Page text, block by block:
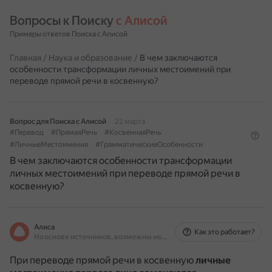
Вопросы к Поиску с Алисой
Примеры ответов Поиска с Алисой
Главная / Наука и образование / В чем заключаются
особенности трансформации личных местоимений при
переводе прямой речи в косвенную?
Вопрос для Поиска с Алисой
22 марта
#Перевод
#ПрямаяРечь
#КосвеннаяРечь
#ЛичныеМестоимения
#ГрамматическиеОсобенности
В чем заключаются особенности трансформации
личных местоимений при переводе прямой речи в
косвенную?
Алиса
На основе источников, возможны неточности
Как это работает?
При переводе прямой речи в косвеннуюличные